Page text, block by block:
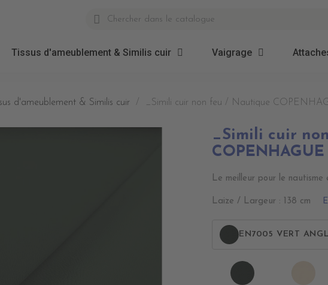
Tissus d'ameublement & Similis cuir Vaigrage
d'ameublement & Similis cuir _Simili cuir non feu / Nautique
_Simili cuir
COPENHAGUE
Le meilleur pour le nautisme
Laize / Largeur : 138 cm
EN7005 VERT
VERT